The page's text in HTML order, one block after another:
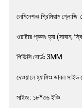
লেমিনেশনঃ প্রিমিয়াম গ্লোজি
ওয়াটার প্রুফঃ হ্যা (সাবান,
পিভিসি বোর্ডঃ 3MM
দেওয়ালে হ্যাঙ্গিংঃ ডাবল সাইড
সাইজ : ১৮*৩৬ ইঞ্চি